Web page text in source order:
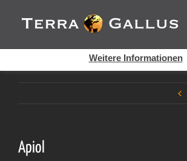
Inhalt
springen
Apiol
Cookies helfen auf auf dieser Seite bei der
Dienste. Durch die Nutzung dieser
Weitere Informationen